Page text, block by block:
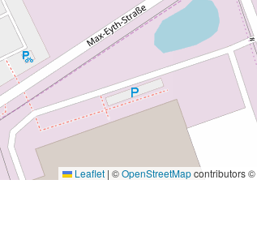
Leaflet | ©OpenStreetMapcontributors ©